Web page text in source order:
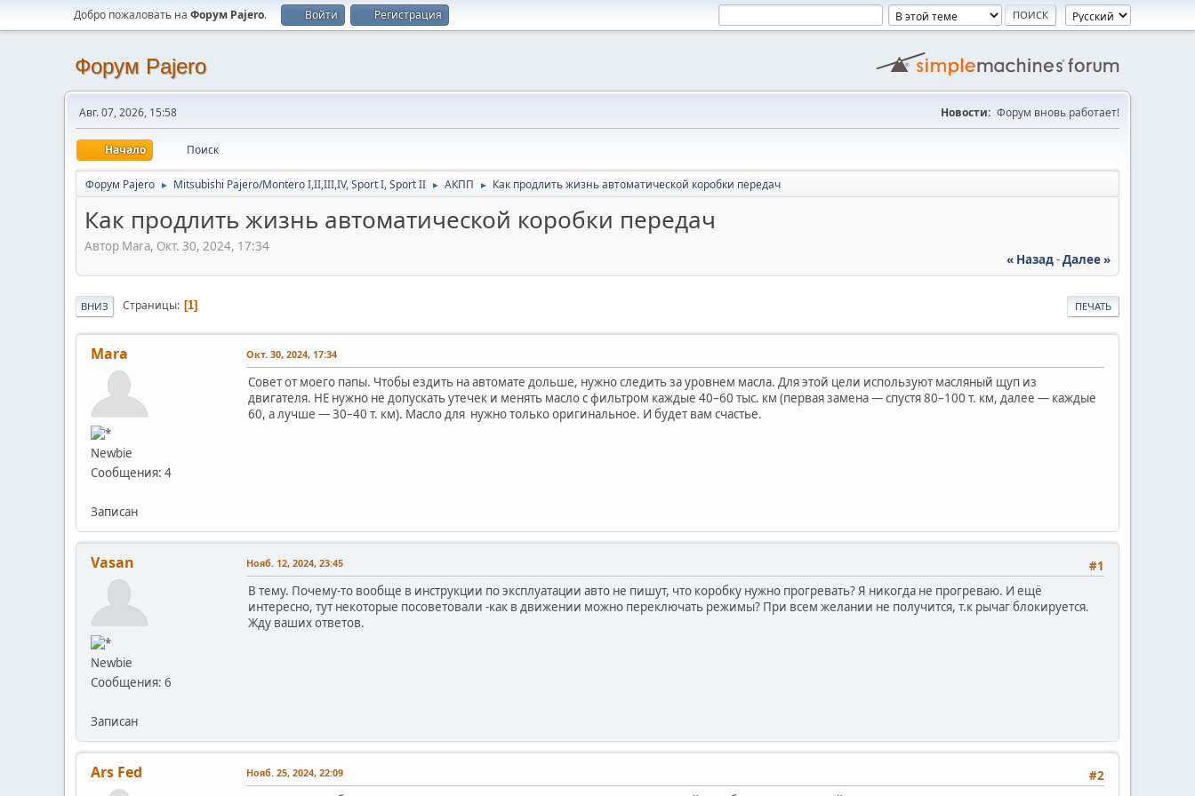
Добро пожаловать на Форум Pajero. Войти Регистрация
Форум Pajero
Авг. 07, 2026, 15:58 Новости: Форум вновь работает!
Начало Поиск
Форум Pajero ► Mitsubishi Pajero/Montero I,II,III,IV, Sport I, Sport II ► АКПП ► Как продлить жизнь автоматической коробки передач
Как продлить жизнь автоматической коробки передач
Автор Mara, Окт. 30, 2024, 17:34
« Назад-Далее »
ПЕЧАТЬ
ВНИЗ Страницы 1
Mara
Newbie
Сообщения: 4
Записан
Окт. 30, 2024, 17:34
Совет от моего папы. Чтобы ездить на автомате дольше, нужно следить за уровнем масла. Для этой цели используют масляный щуп из
двигателя. НЕ нужно не допускать утечек и менять масло с фильтром каждые 40–60 тыс. км (первая замена — спустя 80–100 т. км, далее — каждые
60, а лучше — 30–40 т. км). Масло для нужно только оригинальное. И будет вам счастье.
Vasan
Newbie
Сообщения: 6
Записан
#1
Нояб. 12, 2024, 23:45
В тему. Почему-то вообще в инструкции по эксплуатации авто не пишут, что коробку нужно прогревать? Я никогда не прогреваю. И ещё
интересно, тут некоторые посоветовали -как в движении можно переключать режимы? При всем желании не получится, т.к рычаг блокируется.
Жду ваших ответов.
Ars Fed #2
Нояб. 25, 2024, 22:09